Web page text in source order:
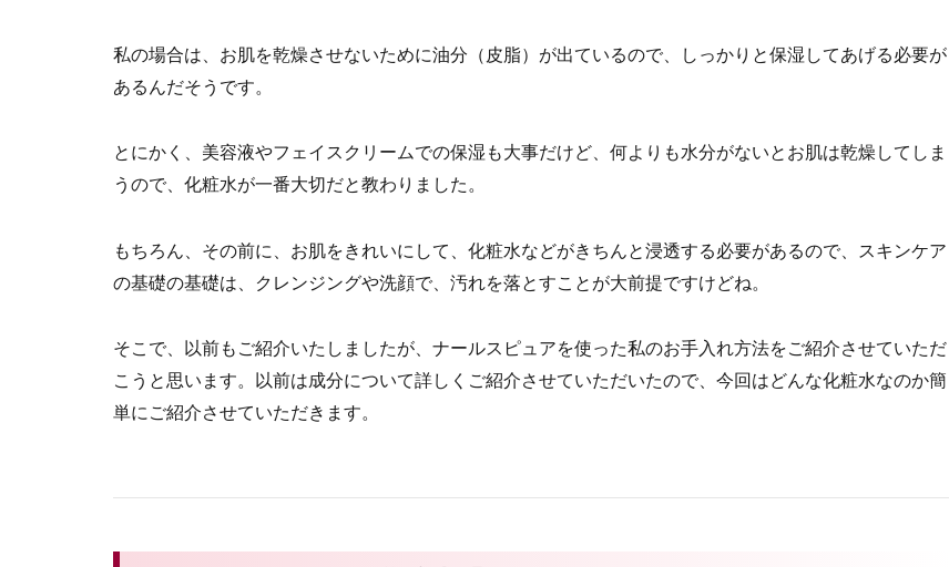
私の場合は、お肌を乾燥させないために油分（皮脂）が出ているので、しっかりと保湿してあげる必要が
あるんだそうです。
とにかく、美容液やフェイスクリームでの保湿も大事だけど、何よりも水分がないとお肌は乾燥してしま
うので、化粧水が一番大切だと教わりました。
もちろん、その前に、お肌をきれいにして、化粧水などがきちんと浸透する必要があるので、スキンケア
の基礎の基礎は、クレンジングや洗顔で、汚れを落とすことが大前提ですけどね。
そこで、以前もご紹介いたしましたが、ナールスピュアを使った私のお手入れ方法をご紹介させていただ
こうと思います。以前は成分について詳しくご紹介させていただいたので、今回はどんな化粧水なのか簡
単にご紹介させていただきます。